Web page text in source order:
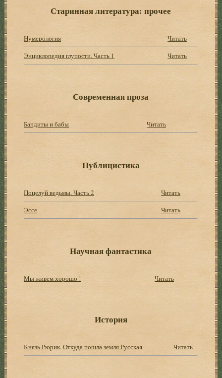
Старинная литература: прочее
Нумерология
Читать
Энциклопедия глупости. Часть 1
Читать
Современная проза
Бандиты и бабы Читать
Публицистика
Поцелуй ведьмы. Часть 2
Читать
Эссе
Читать
Научная фантастика
Мы живем хорошо ! Читать
История
Князь Рюрик. Откуда пошла земля Русская Читать